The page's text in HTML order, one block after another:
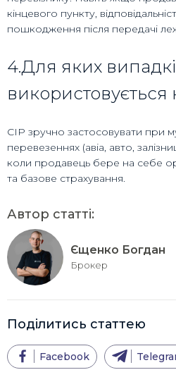
кінцевого пункту,
пошкодження після передачі
4.Для яких
використовується
CIP зручно застосовувати при
перевезеннях (авіа, авто,
коли продавець бере на себе
та базове страхування.
Автор статті:
Єщенко Богдан
Брокер
Поділитись статтею
Facebook